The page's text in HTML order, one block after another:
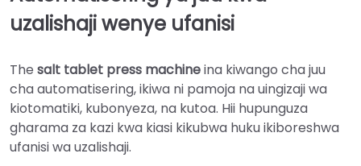
uzalishaji wenye ufanisi
The salt tablet press machineina kiwango cha juu
cha automatisering, ikiwa ni pamoja na uingizaji wa
kiotomatiki, kubonyeza, na kutoa. Hii hupunguza
gharama za kazi kwa kiasi kikubwa huku ikiboreshwa
ufanisi wa uzalishaji.